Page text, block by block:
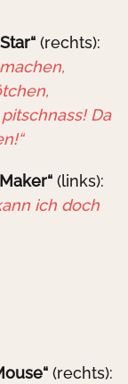
(rechts):
Da
(links):
ich doch
(rechts):